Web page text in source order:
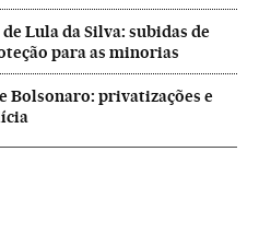
Lula da Silva: subidas de
para as minorias
Bolsonaro: privatizações e